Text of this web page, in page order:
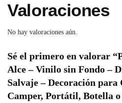
Valoraciones
No hay valoraciones aún.
Sé el primero en valorar
Alce – Vinilo sin Fondo –
Salvaje – Decoración para
Camper, Portátil, Botella o